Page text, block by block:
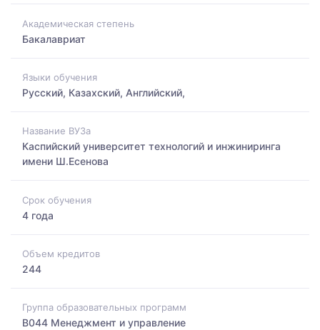
Академическая степень
Бакалавриат
Языки обучения
Русский, Казахский, Английский,
Название ВУЗа
Каспийский университет технологий и инжиниринга
имени Ш.Есенова
Срок обучения
4 года
Объем кредитов
244
Группа образовательных программ
B044 Менеджмент и управление